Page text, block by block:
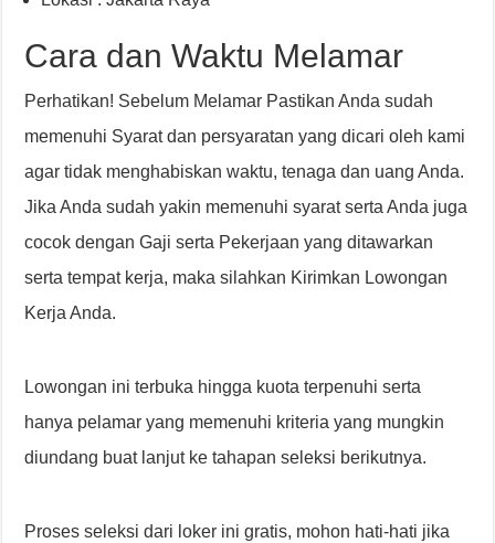
Cara dan Waktu Melamar
Perhatikan! Sebelum Melamar Pastikan Anda sudah
memenuhi Syarat dan persyaratan yang dicari oleh kami
agar tidak menghabiskan waktu, tenaga dan uang Anda.
Jika Anda sudah yakin memenuhi syarat serta Anda juga
cocok dengan Gaji serta Pekerjaan yang ditawarkan
serta tempat kerja, maka silahkan Kirimkan Lowongan
Kerja Anda.
Lowongan ini terbuka hingga kuota terpenuhi serta
hanya pelamar yang memenuhi kriteria yang mungkin
diundang buat lanjut ke tahapan seleksi berikutnya.
Proses seleksi dari loker ini gratis, mohon hati-hati jika